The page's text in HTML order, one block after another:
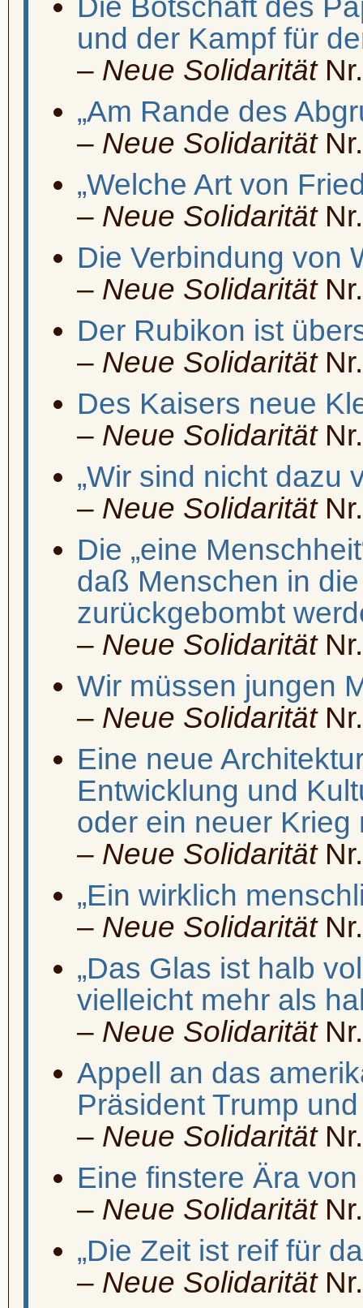
Die Botschaft des
und der Kampf für
– Neue Solidarität
„Am Rande des
– Neue Solidarität
„Welche Art von
– Neue Solidarität
Die Verbindung von
– Neue Solidarität
Der Rubikon ist
– Neue Solidarität
Des Kaisers neue
– Neue Solidarität
„Wir sind nicht dazu
– Neue Solidarität
Die „eine
daß Menschen in
zurückgebombt
– Neue Solidarität
Wir müssen jungen
– Neue Solidarität
Eine neue
Entwicklung und
oder ein neuer Krieg
– Neue Solidarität
„Ein wirklich
– Neue Solidarität
„Das Glas ist halb
vielleicht mehr als
– Neue Solidarität
Appell an das
Präsident Trump
– Neue Solidarität
Eine finstere Ära
– Neue Solidarität
„Die Zeit ist reif für
– Neue Solidarität